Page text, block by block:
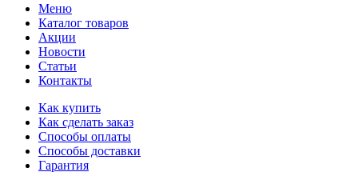
Меню
Каталог товаров
Акции
Новости
Статьи
Контакты
Как купить
Как сделать заказ
Способы оплаты
Способы доставки
Гарантия